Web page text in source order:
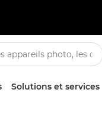
Solutions et services